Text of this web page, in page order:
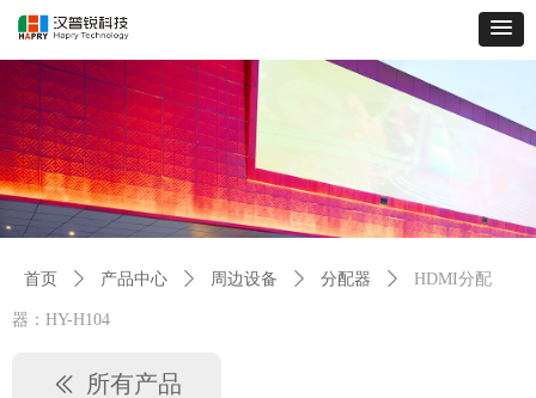
首页 ꄲ 产品中心 ꄲ 周边设备 ꄲ 分配器 ꄲ HDMI分配
器：HY-H104
ꅃ 所有产品